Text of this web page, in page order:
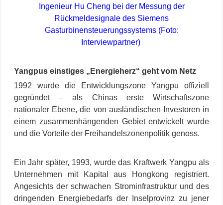
Ingenieur Hu Cheng bei der Messung der
Rückmeldesignale des Siemens
Gasturbinensteuerungssystems (Foto:
Interviewpartner)
Yangpus einstiges „Energieherz“ geht vom Netz
1992 wurde die Entwicklungszone Yangpu offiziell
gegründet – als Chinas erste Wirtschaftszone
nationaler Ebene, die von ausländischen Investoren in
einem zusammenhängenden Gebiet entwickelt wurde
und die Vorteile der Freihandelszonenpolitik genoss.
Ein Jahr später, 1993, wurde das Kraftwerk Yangpu als
Unternehmen mit Kapital aus Hongkong registriert.
Angesichts der schwachen Strominfrastruktur und des
dringenden Energiebedarfs der Inselprovinz zu jener